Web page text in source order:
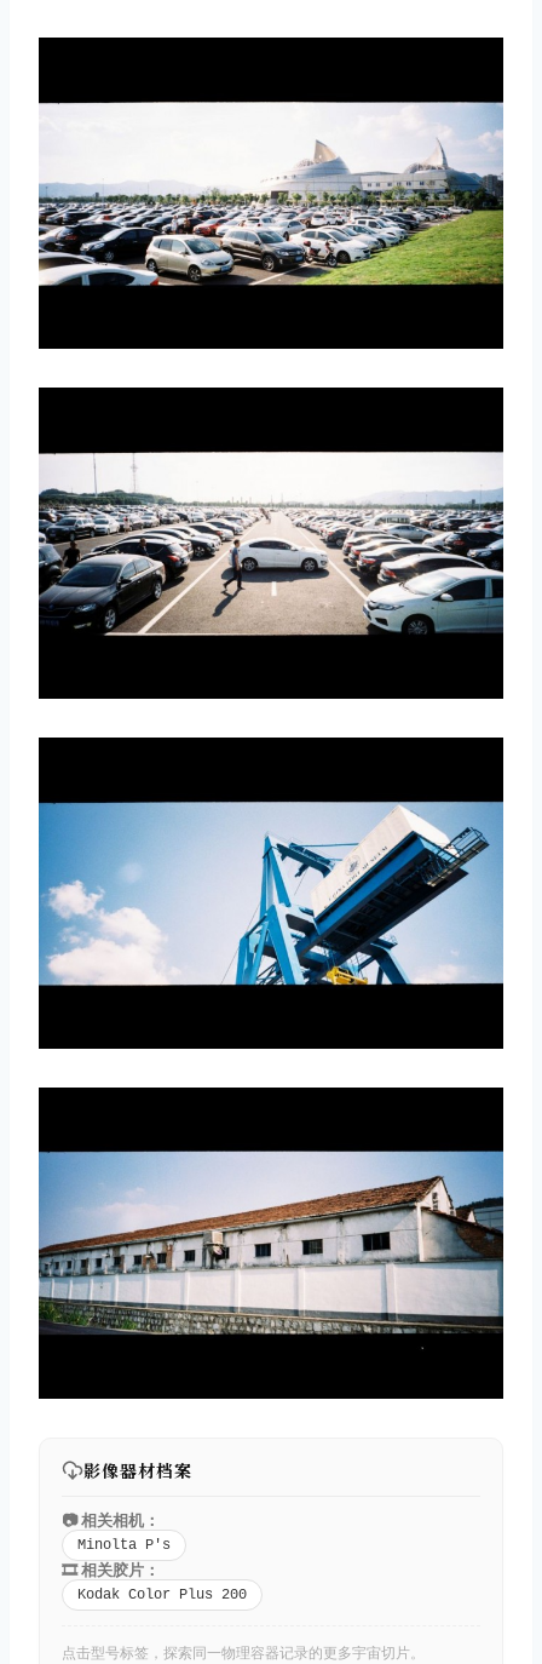
影像器材档案
📷 相关相机：
Minolta P's
🎞️ 相关胶片：
Kodak Color Plus 200
点击型号标签，探索同一物理容器记录的更多宇宙切片。